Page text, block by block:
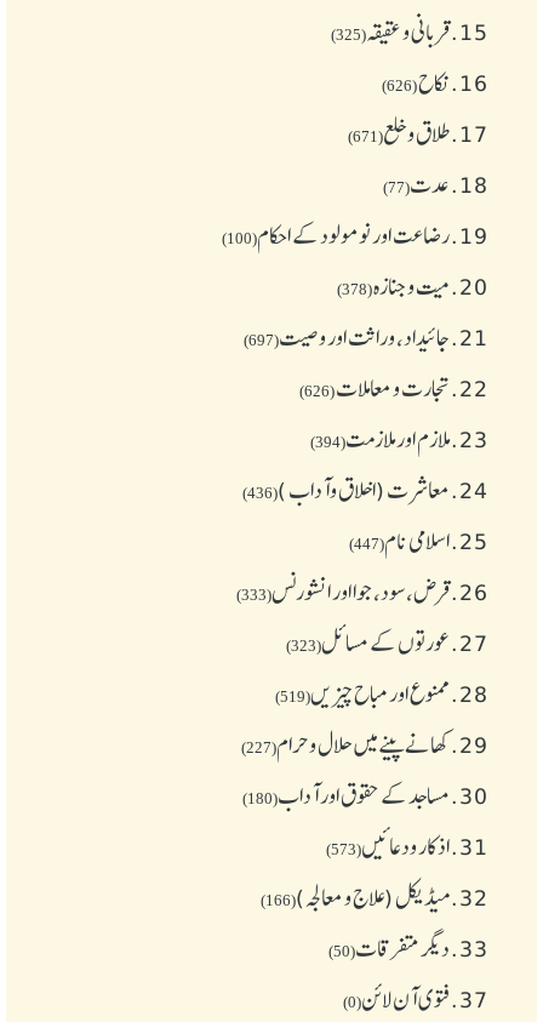
15. قربانی و عقیقہ(325)
16. نکاح(626)
17. طلاق و خلع(671)
18. عدت(77)
19. رضاعت اور نومولود کے احکام(100)
20. میت و جنازہ(378)
21. جائیداد، وراثت اور وصیت(697)
22. تجارت و معاملات(626)
23. ملازم اور ملازمت(394)
24. معاشرت (اخلاق وآداب )(436)
25. اسلامی نام(447)
26. قرض،سود، جوا اور انشورنس(333)
27. عورتوں کے مسائل(323)
28. ممنوع اور مباح چیز یں(519)
29. کھانے پینے میں حلال و حرام(227)
30. مساجد کے حقوق اور آداب(180)
31. اذکار ودعائیں(573)
32. میڈیکل (علاج و معالجہ)(166)
33. دیگر متفرقات(50)
37. فتوی آن لائن(0)